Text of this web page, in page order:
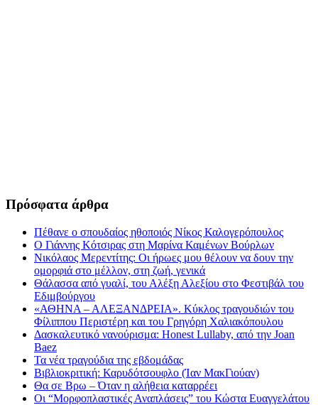
Πρόσφατα άρθρα
Πέθανε ο σπουδαίος ηθοποιός Νίκος Καλογερόπουλος
Ο Γιάννης Κότσιρας στη Μαρίνα Καμένων Βούρλων
Νικόλαος Μερεντίτης: Οι ήρωες μου θέλουν να δουν την
ομορφιά στο μέλλον, στη ζωή, γενικά
Θάλασσα από γυαλί, του Αλέξη Αλεξίου στο Φεστιβάλ του
Εδιμβούργου
«ΑΘΗΝΑ – ΑΛΕΞΑΝΔΡΕΙΑ». Κύκλος τραγουδιών του
Φίλιππου Περιστέρη και του Γρηγόρη Χαλιακόπουλου
Δασκαλευτικό νανούρισμα: Honest Lullaby, από την Joan
Baez
Τα νέα τραγούδια της εβδομάδας
Βιβλιοκριτική: Καρυδότσουφλο (Ίαν ΜακΓιούαν)
Θα σε Βρω – Όταν η αλήθεια καταρρέει
Οι “Μορφοπλαστικές Αναπλάσεις” του Κώστα Ευαγγελάτου